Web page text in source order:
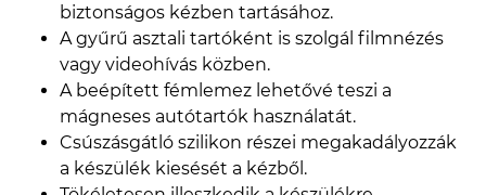
biztonságos kézben tartásához.
A gyűrű asztali tartóként is szolgál filmnézés
vagy videohívás közben.
A beépített fémlemez lehetővé teszi a
mágneses autótartók használatát.
Csúszásgátló szilikon részei megakadályozzák
a készülék kiesését a kézből.